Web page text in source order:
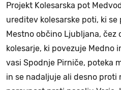
Projekt Kolesarska pot
ureditev kolesarske poti, ki
Mestno občino Ljubljana, čez
kolesarje, ki povezuje Medno
vasi Spodnje Pirniče, poteka
in se nadaljuje ali desno proti